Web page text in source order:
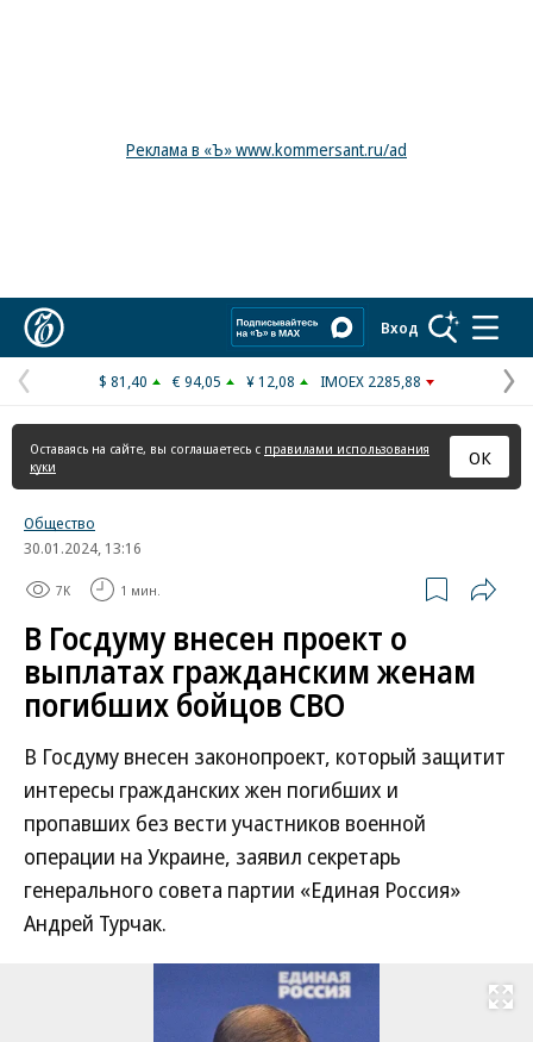
Реклама в «Ъ» www.kommersant.ru/ad
Вход
Предыдущая
страница
$ 81,40 € 94,05 ¥ 12,08 IMOEX 2285,88
Оставаясь на сайте, вы соглашаетесь с правилами использования
куки
ОК
Общество
30.01.2024, 13:16
7K 1 мин.
В Госдуму внесен проект о
выплатах гражданским женам
погибших бойцов СВО
В Госдуму внесен законопроект, который защитит
интересы гражданских жен погибших и
пропавших без вести участников военной
операции на Украине, заявил секретарь
генерального совета партии «Единая Россия»
Андрей Турчак.
Развернуть